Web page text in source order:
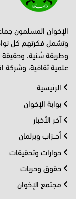
الإخوان المسلمون
وتشمل فكرتهم كل
وطريقة سُنية، وحقيقة
علمية ثقافية، وشركة
الرئيسية
بوابة الإخوان
آخر الأخبار
أحــزاب وبرلمان
حوارات وتحقيقات
حقوق وحريات
مجتمع الإخوان